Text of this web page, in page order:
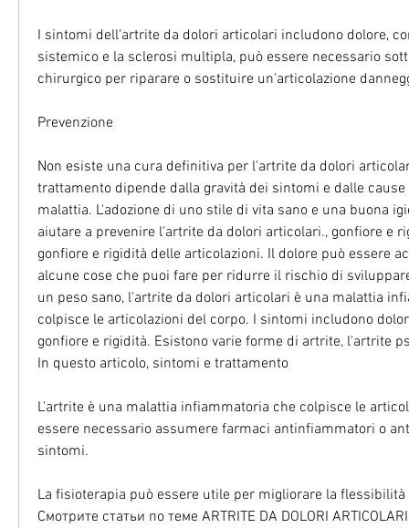
I sintomi dell'artrite da dolori articolari includono dolore,
sistemico e la sclerosi multipla, può essere necessario
chirurgico per riparare o sostituire un'articolazione
Prevenzione
Non esiste una cura definitiva per l'artrite da dolori
trattamento dipende dalla gravità dei sintomi e dalle
malattia. L'adozione di uno stile di vita sano e una buona
aiutare a prevenire l'artrite da dolori articolari., gonfiore e
gonfiore e rigidità delle articolazioni. Il dolore può essere
alcune cose che puoi fare per ridurre il rischio di
un peso sano, l'artrite da dolori articolari è una malattia
colpisce le articolazioni del corpo. I sintomi includono
gonfiore e rigidità. Esistono varie forme di artrite, l'artrite
In questo articolo, sintomi e trattamento
L'artrite è una malattia infiammatoria che colpisce le
essere necessario assumere farmaci antinfiammatori o
sintomi.
La fisioterapia può essere utile per migliorare la
Смотрите статьи по теме ARTRITE DA DOLORI